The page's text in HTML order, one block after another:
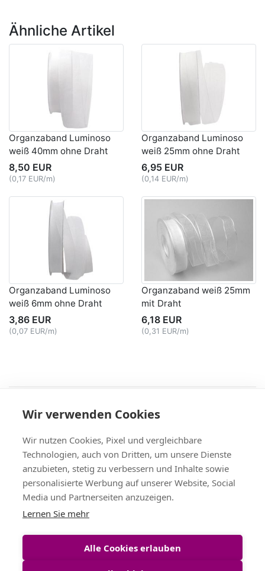
Ähnliche Artikel
Organzaband Luminoso
weiß 40mm ohne Draht
8,50 EUR
(0,17 EUR/m)
Organzaband Luminoso
weiß 25mm ohne Draht
6,95 EUR
(0,14 EUR/m)
Organzaband Luminoso
weiß 6mm ohne Draht
3,86 EUR
(0,07 EUR/m)
Organzaband weiß 25mm
mit Draht
6,18 EUR
(0,31 EUR/m)
AGB
| Widerruf & -formular | Datenschutz
Versand & Zahlung,Kontakt,Fax-Bestellschein
+49 (0)8704/9281-95, Fax: -96
Vertrag widerrufen
Bänder Großhandel
Wir verwenden Cookies
Wir nutzen Cookies, Pixel und vergleichbare
Technologien, auch von Dritten, um unsere Dienste
anzubieten, stetig zu verbessern und Inhalte sowie
personalisierte Werbung auf unserer Website, Social
Media und Partnerseiten anzuzeigen.
Lernen Sie mehr
Alle Cookies erlauben